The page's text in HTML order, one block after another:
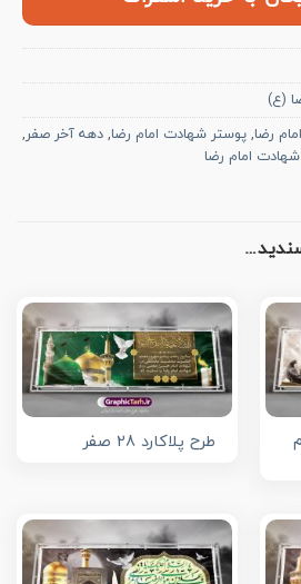
(ع)
رضا, پوستر شهادت امام رضا, دهه آخر صفر,
شهادت امام رضا
طرح پلاکارد 28 صفر